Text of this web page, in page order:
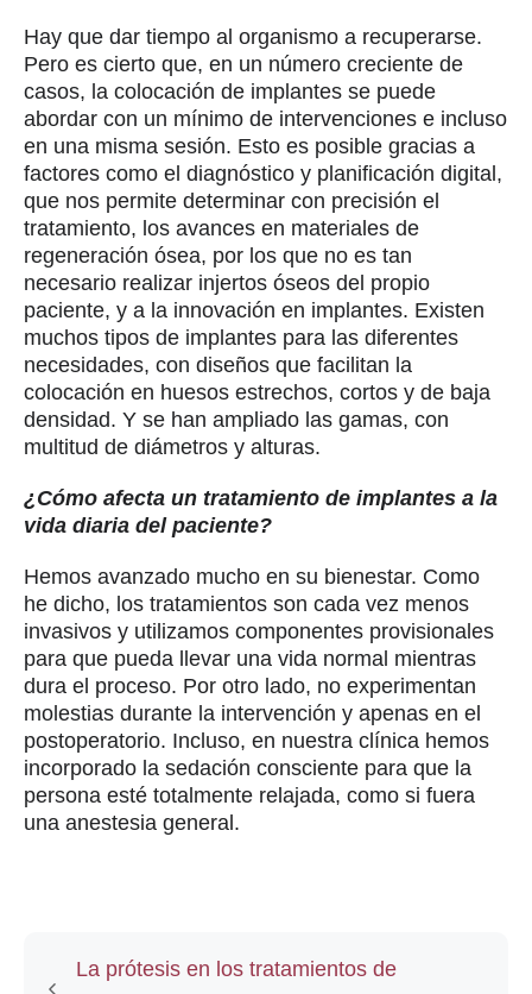
Hay que dar tiempo al organismo a recuperarse.
Pero es cierto que, en un número creciente de
casos, la colocación de implantes se puede
abordar con un mínimo de intervenciones e incluso
en una misma sesión. Esto es posible gracias a
factores como el diagnóstico y planificación digital,
que nos permite determinar con precisión el
tratamiento, los avances en materiales de
regeneración ósea, por los que no es tan
necesario realizar injertos óseos del propio
paciente, y a la innovación en implantes. Existen
muchos tipos de implantes para las diferentes
necesidades, con diseños que facilitan la
colocación en huesos estrechos, cortos y de baja
densidad. Y se han ampliado las gamas, con
multitud de diámetros y alturas.
¿Cómo afecta un tratamiento de implantes a la
vida diaria del paciente?
Hemos avanzado mucho en su bienestar. Como
he dicho, los tratamientos son cada vez menos
invasivos y utilizamos componentes provisionales
para que pueda llevar una vida normal mientras
dura el proceso. Por otro lado, no experimentan
molestias durante la intervención y apenas en el
postoperatorio. Incluso, en nuestra clínica hemos
incorporado la sedación consciente para que la
persona esté totalmente relajada, como si fuera
una anestesia general.
La prótesis en los tratamientos de